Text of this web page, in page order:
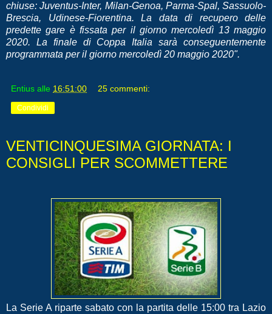
chiuse: Juventus-Inter, Milan-Genoa, Parma-Spal, Sassuolo-
Brescia, Udinese-Fiorentina. La data di recupero delle
predette gare è fissata per il giorno mercoledì 13 maggio
2020. La finale di Coppa Italia sarà conseguentemente
programmata per il giorno mercoledì 20 maggio 2020".
Entius alle 16:51:00 25 commenti:
Condividi
VENTICINQUESIMA GIORNATA: I
CONSIGLI PER SCOMMETTERE
La Serie A riparte sabato con la partita delle 15:00 tra Lazio